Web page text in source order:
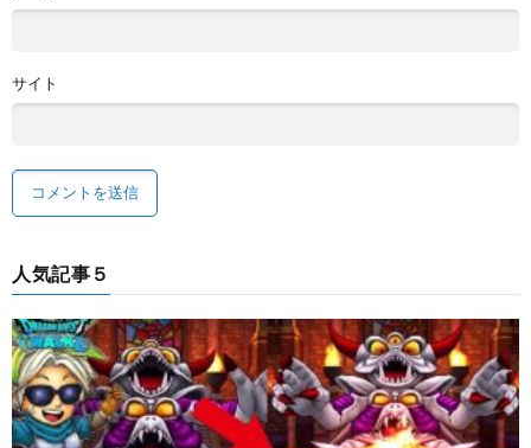
サイト
人気記事５